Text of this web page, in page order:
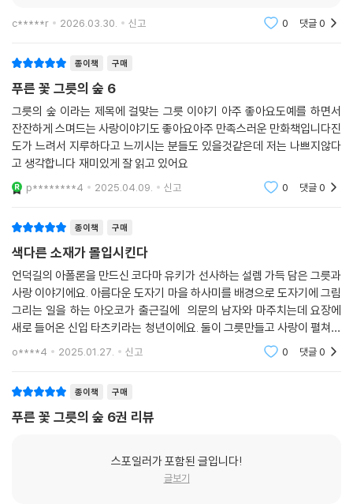
c*****r 2026.03.30. 신고 0 댓글0
종이책 구매
푸른 꽃 그릇의 숲 6
그릇의 숲 이라는 제목에 걸맞는 그릇 이야기 아주 좋아요도예를 하면서
잔잔하게 스며드는 사랑이야기도 좋아요아주 만족스러운 만화책입니다진
도가 느려서 지루하다고 느끼시는 분들도 있을것같은데 저는 나쁘지않다
고 생각합니다 재미있게 잘 읽고 있어요
p********4 2025.04.09. 신고 0 댓글0
종이책 구매
색다른 소재가 몰입시킨다
언덕길의 아폴론을 만드신 코다마 유키가 선사하는 설렘 가득 담은 그릇과
사랑 이야기에요. 아름다운 도자기 마을 하사미를 배경으로 도자기에 그림
그리는 일을 하는 아오코가 출근길에 의문의 남자와 마주치는데 요장에
새로 들어온 신입 타츠키라는 청년이에요. 둘이 그릇만들고 사랑이 펼쳐져
o****4 2025.01.27. 신고 0 댓글0
종이책 구매
푸른 꽃 그릇의 숲 6권 리뷰
스포일러가 포함된 글입니다!
글보기